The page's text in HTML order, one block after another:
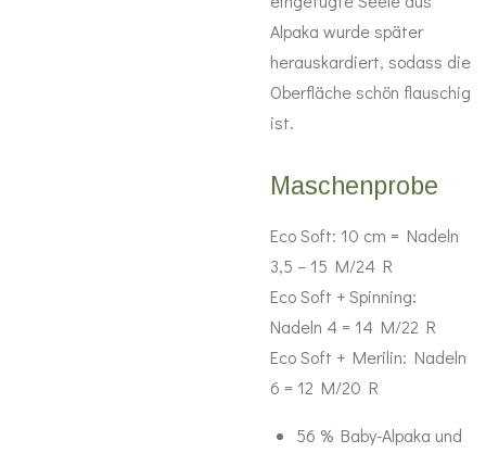
Alpaka wurde später
herauskardiert, sodass die
Oberfläche schön flauschig
ist.
Maschenprobe
Eco Soft: 10 cm = Nadeln
3,5 – 15 M/24 R
Eco Soft + Spinning:
Nadeln 4 = 14 M/22 R
Eco Soft + Merilin: Nadeln
6 = 12 M/20 R
56 % Baby-Alpaka und